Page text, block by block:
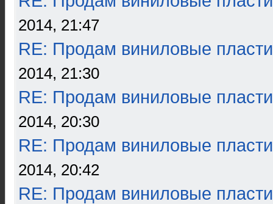
2014, 21:47
RE: Продам виниловые
2014, 21:30
RE: Продам виниловые
2014, 20:30
RE: Продам виниловые
2014, 20:42
RE: Продам виниловые